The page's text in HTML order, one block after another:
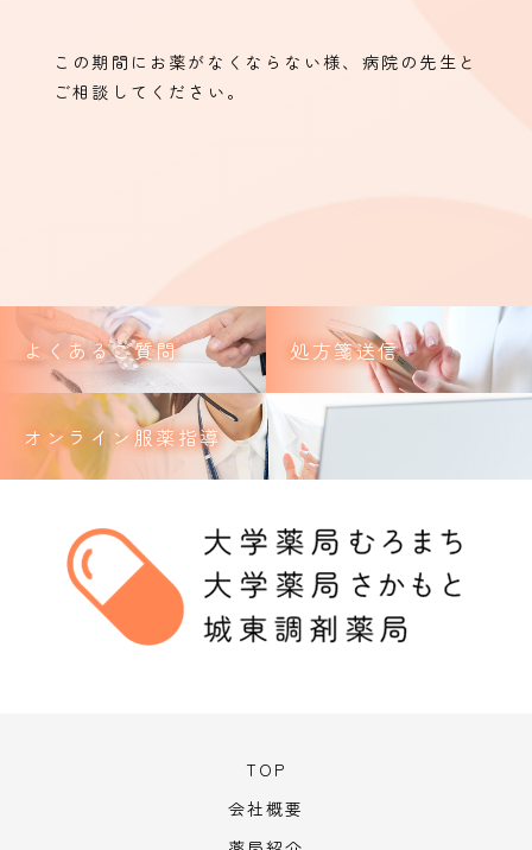
この期間にお薬がなくならない様、病院の先生と
ご相談してください。
よくあるご質問 処方箋送信
オンライン服薬指導
TOP
会社概要